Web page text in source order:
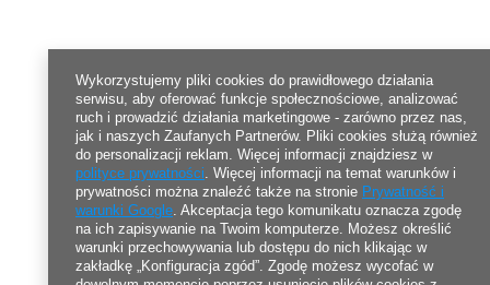
Wykorzystujemy pliki cookies do prawidłowego działania
serwisu, aby oferować funkcje społecznościowe, analizować
ruch i prowadzić działania marketingowe - zarówno przez nas,
jak i naszych Zaufanych Partnerów. Pliki cookies służą również
do personalizacji reklam. Więcej informacji znajdziesz w
polityce prywatności. Więcej informacji na temat warunków i
prywatności można znaleźć także na stronie Prywatność i
warunki Google. Akceptacja tego komunikatu oznacza zgodę
na ich zapisywanie na Twoim komputerze. Możesz określić
warunki przechowywania lub dostępu do nich klikając w
zakładkę „Konfiguracja zgód”. Zgodę możesz wycofać w